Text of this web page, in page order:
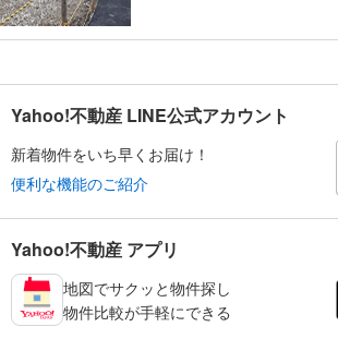
Yahoo!不動産 LINE公式アカウント
新着物件をいち早くお届け！
便利な機能のご紹介
Yahoo!不動産 アプリ
地図でサクッと物件探し
物件比較が手軽にできる